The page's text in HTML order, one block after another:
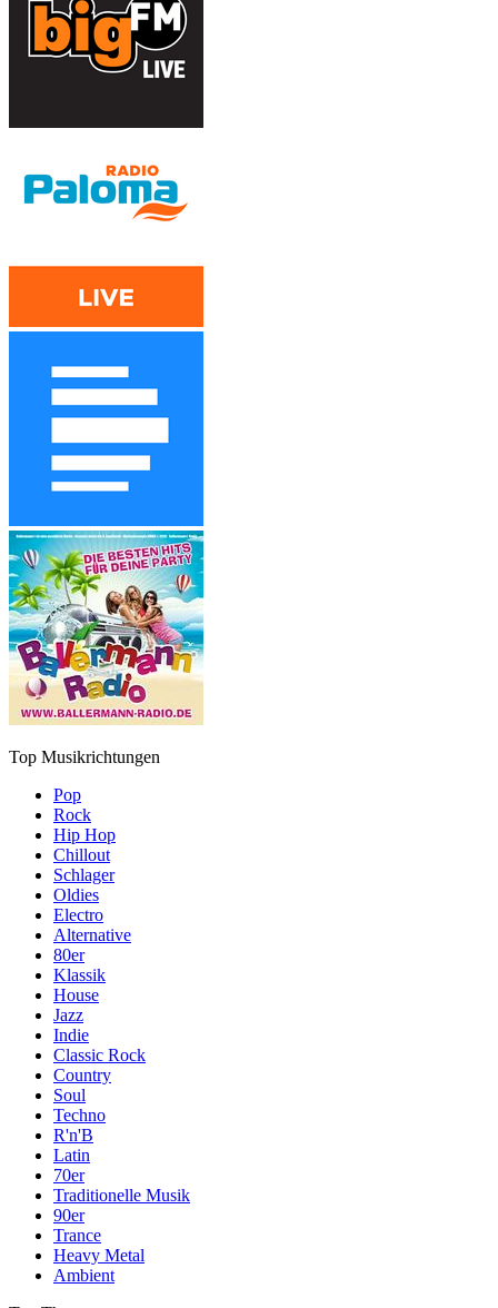
Top Musikrichtungen
Pop
Rock
Hip Hop
Chillout
Schlager
Oldies
Electro
Alternative
80er
Klassik
House
Jazz
Indie
Classic Rock
Country
Soul
Techno
R'n'B
Latin
70er
Traditionelle Musik
90er
Trance
Heavy Metal
Ambient